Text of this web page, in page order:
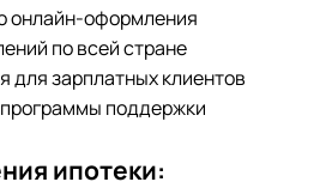
онлайн-оформления
по всей стране
для зарплатных клиентов
поддержки
ипотеки: